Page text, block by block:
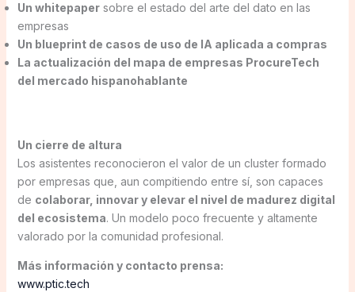
Un whitepapersobre el estado del arte del dato en las
empresas
Un blueprint de casos de uso de IA aplicada a compras
La actualización del mapa de empresas ProcureTech
del mercado hispanohablante
Un cierre de altura
Los asistentes reconocieron el valor de un cluster formado
por empresas que, aun compitiendo entre sí, son capaces
de colaborar, innovar y elevar el nivel de madurez digital
del ecosistema. Un modelo poco frecuente y altamente
valorado por la comunidad profesional.
Más información y contacto prensa:
www.ptic.tech